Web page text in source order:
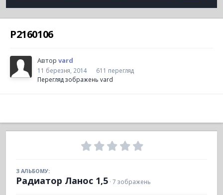
P2160106
Автор vard
11 березня, 2014
611 перегляд
Перегляд зображень vard
З АЛЬБОМУ:
Радиатор Ланос 1,5 · 7 зображень